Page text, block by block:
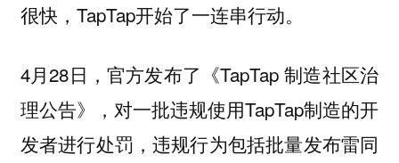
很快，TapTap开始了一连串行动。
4月28日，官方发布了《TapTap 制造社区治
理公告》，对一批违规使用TapTap制造的开
发者进行处罚，违规行为包括批量发布雷同